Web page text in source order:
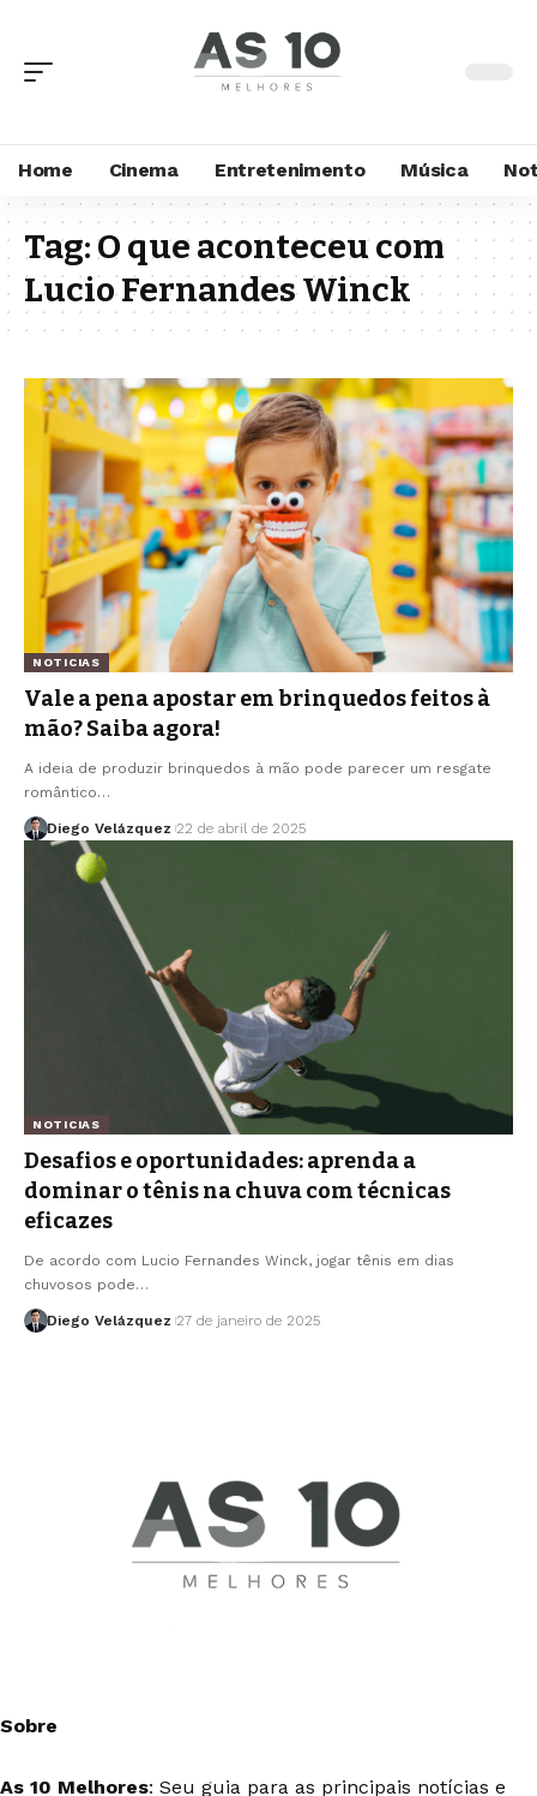
Home Cinema Entretenimento Música
Tag:O que aconteceu com
Lucio Fernandes Winck
NOTICIAS
Vale a pena apostar em brinquedos feitos à
mão? Saiba agora!
A ideia de produzir brinquedos à mão pode parecer um resgate
romântico…
Diego Velázquez 22 de abril de 2025
NOTICIAS
Desafios e oportunidades: aprenda a
dominar o tênis na chuva com técnicas
eficazes
De acordo com Lucio Fernandes Winck, jogar tênis em dias
chuvosos pode…
Diego Velázquez 27 de janeiro de 2025
Sobre
As 10 Melhores: Seu guia para as principais notícias e